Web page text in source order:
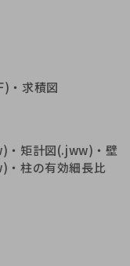
・求積図
・矩計図(.jww)・壁
柱の有効細長比